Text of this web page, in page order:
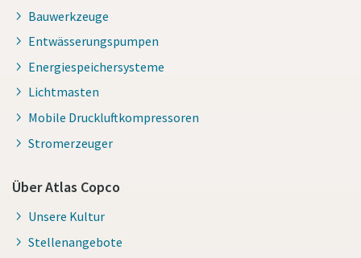
Bauwerkzeuge
Entwässerungspumpen
Energiespeichersysteme
Lichtmasten
Mobile Druckluftkompressoren
Stromerzeuger
Über Atlas Copco
Unsere Kultur
Stellenangebote